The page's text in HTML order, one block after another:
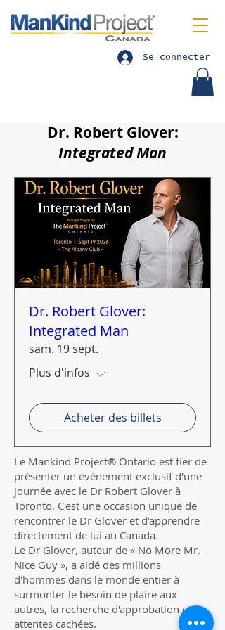
Se connecter
Dr. Robert Glover:
Integrated Man
Dr. Robert Glover:
Integrated Man
sam. 19 sept.
Plus d'infos
Acheter des billets
Le Mankind Project® Ontario est fier de
présenter un événement exclusif d'une
journée avec le Dr Robert Glover à
Toronto. C'est une occasion unique de
rencontrer le Dr Glover et d'apprendre
directement de lui au Canada.
Le Dr Glover, auteur de « No More Mr.
Nice Guy », a aidé des millions
d'hommes dans le monde entier à
surmonter le besoin de plaire aux
autres, la recherche d'approbation et les
attentes cachées.